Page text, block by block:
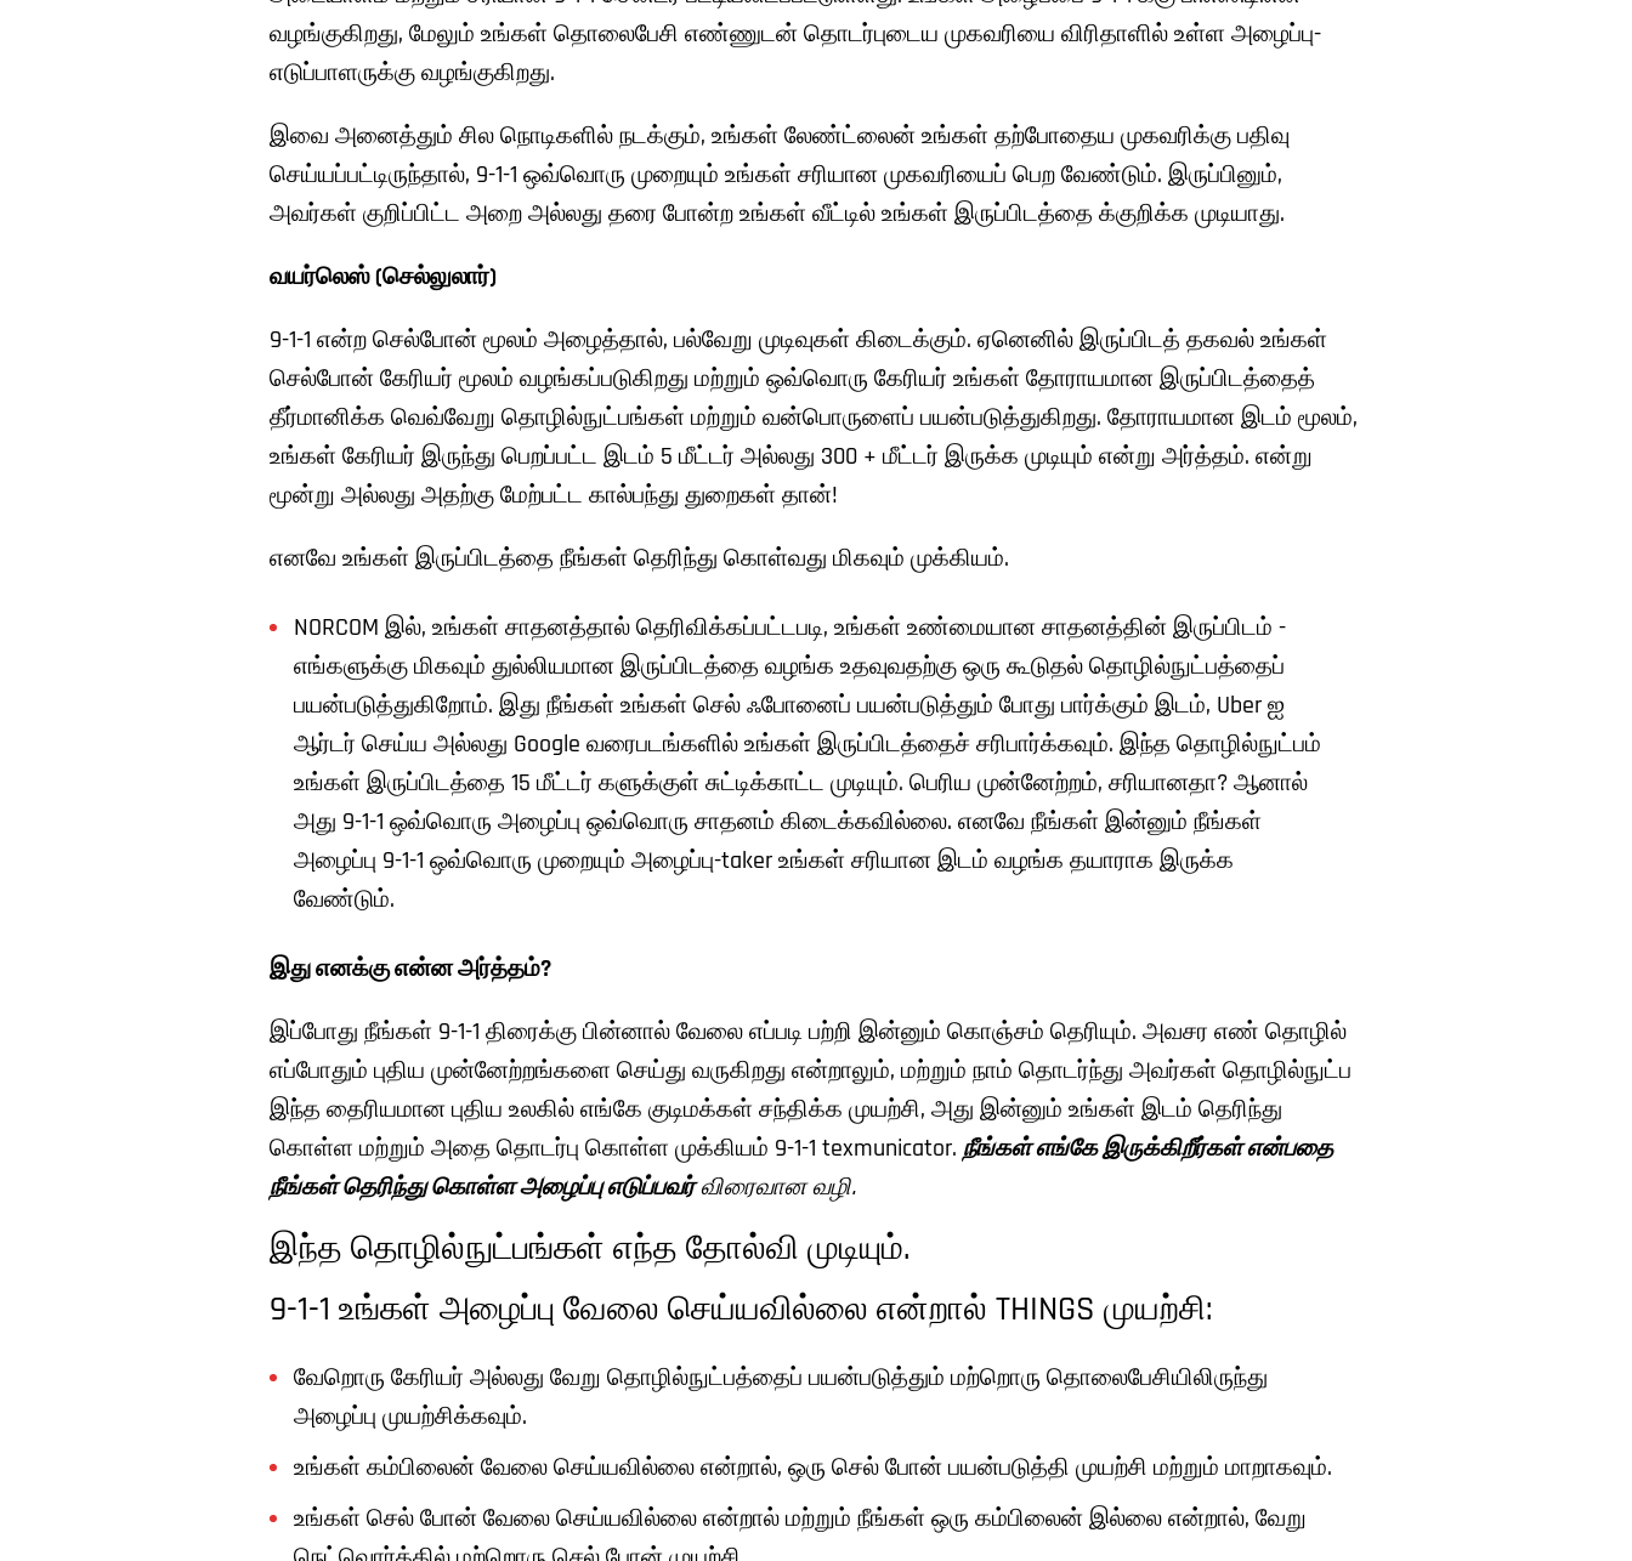
வழங்குகிறது, மேலும் உங்கள் தொலைபேசி எண்ணுடன் தொடர்புடைய முகவரியை விரிதாளில் உள்ள அழைப்பு-
எடுப்பாளருக்கு வழங்குகிறது.
இவை அனைத்தும் சில நொடிகளில் நடக்கும், உங்கள் லேண்ட்லைன் உங்கள் தற்போதைய முகவரிக்கு பதிவு
செய்யப்பட்டிருந்தால், 9-1-1 ஒவ்வொரு முறையும் உங்கள் சரியான முகவரியைப் பெற வேண்டும். இருப்பினும்,
அவர்கள் குறிப்பிட்ட அறை அல்லது தரை போன்ற உங்கள் வீட்டில் உங்கள் இருப்பிடத்தை க்குறிக்க முடியாது.
வயர்லெஸ் (செல்லுலார்)
9-1-1 என்ற செல்போன் மூலம் அழைத்தால், பல்வேறு முடிவுகள் கிடைக்கும். ஏனெனில் இருப்பிடத் தகவல் உங்கள்
செல்போன் கேரியர் மூலம் வழங்கப்படுகிறது மற்றும் ஒவ்வொரு கேரியர் உங்கள் தோராயமான இருப்பிடத்தைத்
தீர்மானிக்க வெவ்வேறு தொழில்நுட்பங்கள் மற்றும் வன்பொருளைப் பயன்படுத்துகிறது. தோராயமான இடம் மூலம்,
உங்கள் கேரியர் இருந்து பெறப்பட்ட இடம் 5 மீட்டர் அல்லது 300 + மீட்டர் இருக்க முடியும் என்று அர்த்தம். என்று
மூன்று அல்லது அதற்கு மேற்பட்ட கால்பந்து துறைகள் தான்!
எனவே உங்கள் இருப்பிடத்தை நீங்கள் தெரிந்து கொள்வது மிகவும் முக்கியம்.
NORCOM இல், உங்கள் சாதனத்தால் தெரிவிக்கப்பட்டபடி, உங்கள் உண்மையான சாதனத்தின் இருப்பிடம் -
எங்களுக்கு மிகவும் துல்லியமான இருப்பிடத்தை வழங்க உதவுவதற்கு ஒரு கூடுதல் தொழில்நுட்பத்தைப்
பயன்படுத்துகிறோம். இது நீங்கள் உங்கள் செல் ஃபோனைப் பயன்படுத்தும் போது பார்க்கும் இடம், Uber ஐ
ஆர்டர் செய்ய அல்லது Google வரைபடங்களில் உங்கள் இருப்பிடத்தைச் சரிபார்க்கவும். இந்த தொழில்நுட்பம்
உங்கள் இருப்பிடத்தை 15 மீட்டர் களுக்குள் சுட்டிக்காட்ட முடியும். பெரிய முன்னேற்றம், சரியானதா? ஆனால்
அது 9-1-1 ஒவ்வொரு அழைப்பு ஒவ்வொரு சாதனம் கிடைக்கவில்லை. எனவே நீங்கள் இன்னும் நீங்கள்
அழைப்பு 9-1-1 ஒவ்வொரு முறையும் அழைப்பு-taker உங்கள் சரியான இடம் வழங்க தயாராக இருக்க
வேண்டும்.
இது எனக்கு என்ன அர்த்தம்?
இப்போது நீங்கள் 9-1-1 திரைக்கு பின்னால் வேலை எப்படி பற்றி இன்னும் கொஞ்சம் தெரியும். அவசர எண் தொழில்
எப்போதும் புதிய முன்னேற்றங்களை செய்து வருகிறது என்றாலும், மற்றும் நாம் தொடர்ந்து அவர்கள் தொழில்நுட்ப
இந்த தைரியமான புதிய உலகில் எங்கே குடிமக்கள் சந்திக்க முயற்சி, அது இன்னும் உங்கள் இடம் தெரிந்து
கொள்ள மற்றும் அதை தொடர்பு கொள்ள முக்கியம் 9-1-1 texmunicator. நீங்கள் எங்கே இருக்கிறீர்கள் என்பதை
நீங்கள் தெரிந்து கொள்ள அழைப்பு எடுப்பவர்விரைவான வழி.
இந்த தொழில்நுட்பங்கள் எந்த தோல்வி முடியும்.
9-1-1 உங்கள் அழைப்பு வேலை செய்யவில்லை என்றால் THINGS முயற்சி:
வேறொரு கேரியர் அல்லது வேறு தொழில்நுட்பத்தைப் பயன்படுத்தும் மற்றொரு தொலைபேசியிலிருந்து
அழைப்பு முயற்சிக்கவும்.
உங்கள் கம்பிலைன் வேலை செய்யவில்லை என்றால், ஒரு செல் போன் பயன்படுத்தி முயற்சி மற்றும் மாறாகவும்.
உங்கள் செல் போன் வேலை செய்யவில்லை என்றால் மற்றும் நீங்கள் ஒரு கம்பிலைன் இல்லை என்றால், வேறு